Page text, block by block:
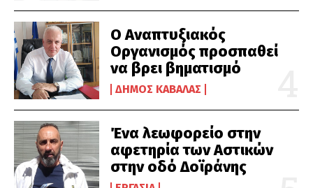
Ο Αναπτυξιακός
Οργανισμός προσπαθεί
να βρει βηματισμό
ΔΉΜΟΣ ΚΑΒΆΛΑΣ
Ένα λεωφορείο στην
αφετηρία των Αστικών
στην οδό Δοϊράνης